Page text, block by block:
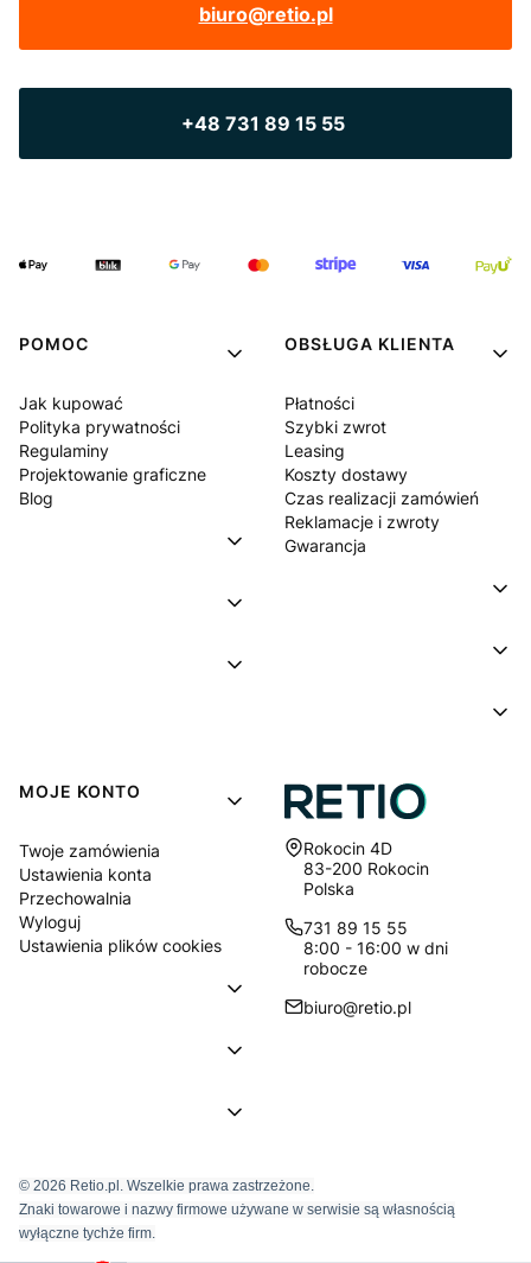
biuro@retio.pl
+48 731 89 15 55
POMOC
Jak kupować
Polityka prywatności
Regulaminy
Projektowanie graficzne
Blog
OBSŁUGA KLIENTA
Płatności
Szybki zwrot
Leasing
Koszty dostawy
Czas realizacji zamówień
Reklamacje i zwroty
Gwarancja
MOJE KONTO
Twoje zamówienia
Ustawienia konta
Przechowalnia
Wyloguj
Ustawienia plików cookies
Adres:
Rokocin 4D
83-200 Rokocin
Polska
731 89 15 55
8:00 - 16:00 w dni
robocze
biuro@retio.pl
© 2026 Retio.pl. Wszelkie prawa zastrzeżone.
Znaki towarowe i nazwy firmowe używane w serwisie są własnością
wyłączne tychże firm.